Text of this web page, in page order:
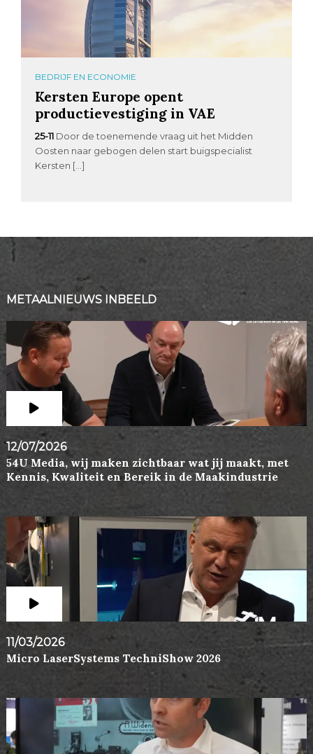
BEDRIJF EN ECONOMIE
Kersten Europe opent
productievestiging in VAE
25-11 Door de toenemende vraag uit het Midden
Oosten naar gebogen delen start buigspecialist
Kersten […]
METAALNIEUWS INBEELD
12/07/2026
54U Media, wij maken zichtbaar wat jij maakt, met
Kennis, Kwaliteit en Bereik in de Maakindustrie
11/03/2026
Micro LaserSystems TechniShow 2026